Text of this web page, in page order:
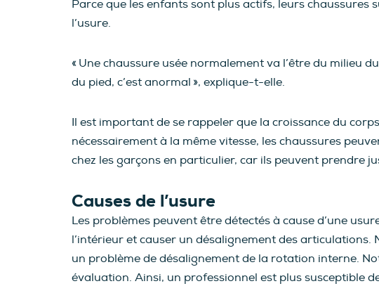
Parce que les enfants sont plus actifs, leurs
l’usure.
« Une chaussure usée normalement va l’être du milieu
du pied, c’est anormal », explique-t-elle.
Il est important de se rappeler que la croissance du
nécessairement à la même vitesse, les chaussures
chez les garçons en particulier, car ils peuvent prendre
Causes de l’usure
Les problèmes peuvent être détectés à cause d’une
l’intérieur et causer un désalignement des articulations.
un problème de désalignement de la rotation interne.
évaluation. Ainsi, un professionnel est plus susceptible